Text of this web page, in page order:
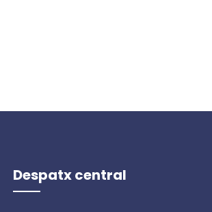
Despatx central